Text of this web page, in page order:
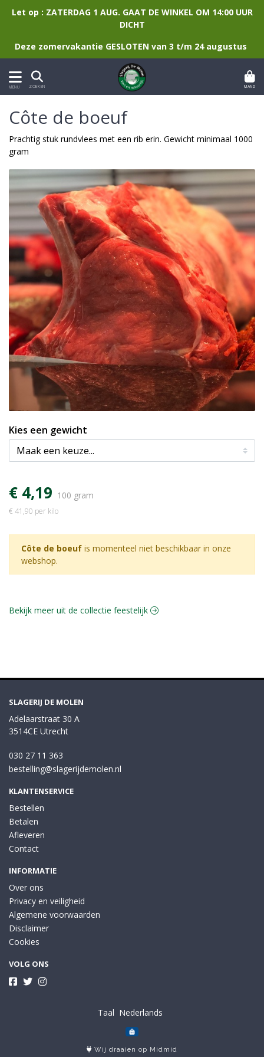
Let op : ZATERDAG 1 AUG. GAAT DE WINKEL OM 14:00 UUR
DICHT
Deze zomervakantie GESLOTEN van 3 t/m 24 augustus
MENU ZOEKEN MAND
Côte de boeuf
Prachtig stuk rundvlees met een rib erin. Gewicht minimaal 1000
gram
Kies een gewicht
€ 4,19 100 gram
€ 41,90 per kilo
Côte de boeuf is momenteel niet beschikbaar in onze
webshop.
Bekijk meer uit de collectie feestelijk
SLAGERIJ DE MOLEN
Adelaarstraat 30 A
3514CE Utrecht
030 27 11 363
bestelling@slagerijdemolen.nl
KLANTENSERVICE
Bestellen
Betalen
Afleveren
Contact
INFORMATIE
Over ons
Privacy en veiligheid
Algemene voorwaarden
Disclaimer
Cookies
VOLG ONS
Taal
Wij draaien op Midmid